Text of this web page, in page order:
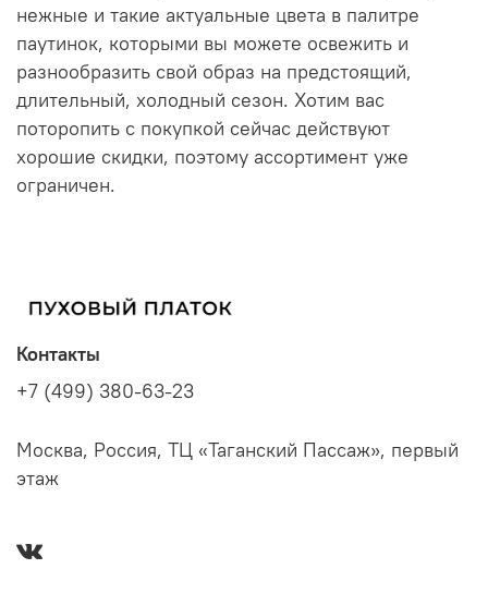
нежные и такие актуальные цвета в палитре
паутинок, которыми вы можете освежить и
разнообразить свой образ на предстоящий,
длительный, холодный сезон. Хотим вас
поторопить с покупкой сейчас действуют
хорошие скидки, поэтому ассортимент уже
ограничен.
Контакты
+7 (499) 380-63-23
Москва, Россия, ТЦ «Таганский Пассаж», первый
этаж